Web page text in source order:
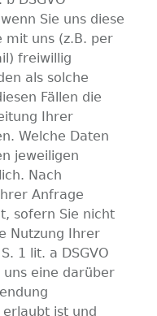
Sie uns diese
mit uns (z.B. per
freiwillig
als solche
Fällen die
Ihrer
Welche Daten
jeweiligen
Nach
Anfrage
sofern Sie nicht
Nutzung Ihrer
1 lit. a DSGVO
eine darüber
ist und